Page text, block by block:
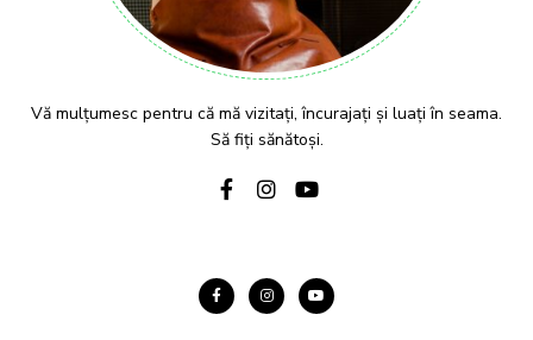
Vă mulțumesc pentru că mă vizitați, încurajați și luați în seama.
Să fiți sănătoși.